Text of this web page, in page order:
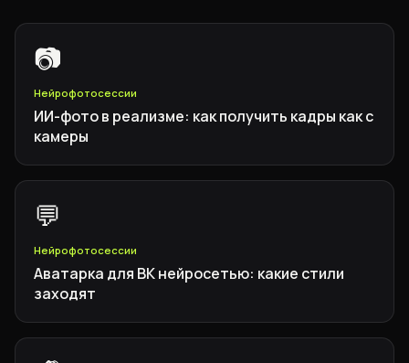
📷
Нейрофотосессии
ИИ-фото в реализме: как получить кадры как с
камеры
💬
Нейрофотосессии
Аватарка для ВК нейросетью: какие стили
заходят